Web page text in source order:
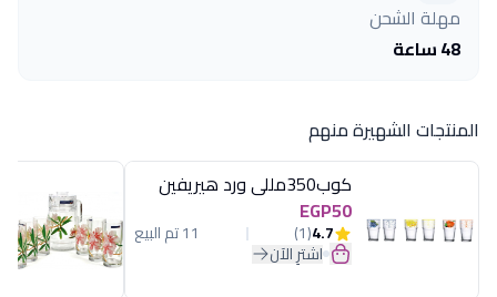
مهلة الشحن
48 ساعة
المنتجات الشهيرة منهم
كوب350مللى ورد هيريفين
EGP50
4.7
(1) 11 تم البيع
اشترِ الآن